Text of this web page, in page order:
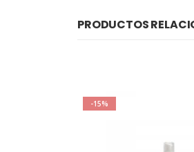
PRODUCTOS
-15%